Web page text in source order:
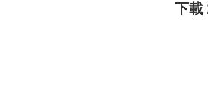
下載